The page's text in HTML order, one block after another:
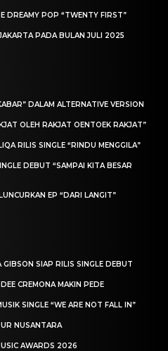
DREAMY POP “TWENTY FIRST”
PADA BULAN JULI 2025
DALAM ALTERNATIVE VERSION
OLEH RAKJAT OENTOEK RAKJAT”
RILIS SINGLE “RINDU MENGGILA”
DEBUT “SAMPAI KITA BESAR
EP “DARI LANGIT”
SIAP RILIS SINGLE DEBUT
CREMONA MAKIN PEDE
SINGLE “WE ARE NOT FALL IN”
NUSANTARA
AWARDS 2026